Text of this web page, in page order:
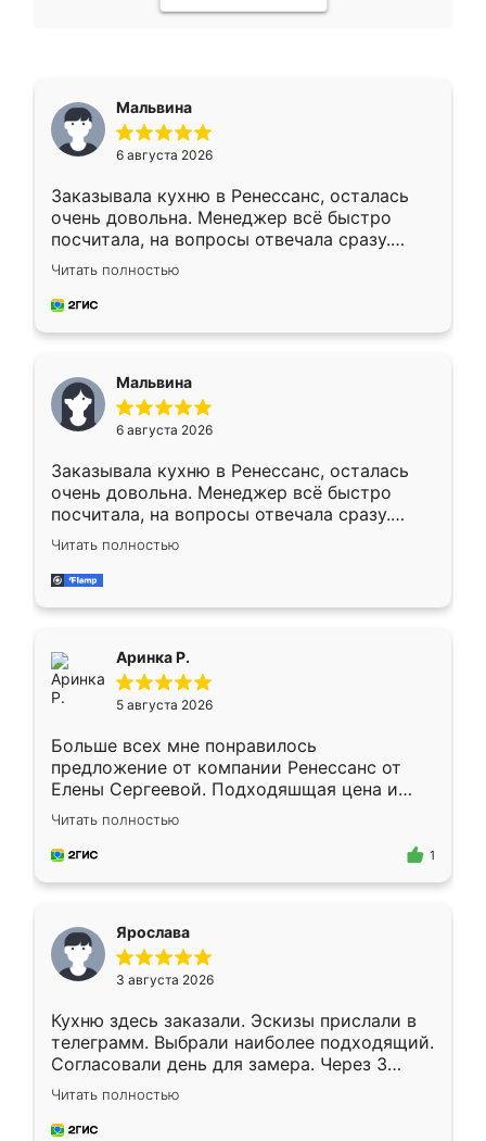
Мальвина
6 августа 2026
Заказывала кухню в Ренессанс, осталась
очень довольна. Менеджер всё быстро
посчитала, на вопросы отвечала сразу.
Замерщик приехал в субботу, подошёл к
делу со всей ответственностью. Собрали
за день, ребята работали аккуратно, даже
Читать полностью
Мальвина
6 августа 2026
Заказывала кухню в Ренессанс, осталась
очень довольна. Менеджер всё быстро
посчитала, на вопросы отвечала сразу.
Замерщик приехал в субботу, подошёл к
делу со всей ответственностью. Собрали
за день, ребята работали аккуратно, даже
Читать полностью
Аринка Р.
5 августа 2026
Больше всех мне понравилось
предложение от компании Ренессанс от
Елены Сергеевой. Подходяшщая цена и
короткие сроки изготовления. Приехавший
для замера сотрудник Владислав
предложил по моему эскизу самый
Читать полностью
1
Ярослава
3 августа 2026
Кухню здесь заказали. Эскизы прислали в
телеграмм. Выбрали наиболее подходящий.
Согласовали день для замера. Через 3
недели кухня была уже готова. Остались
довольны работой. Спасибо Ренессанс
мебель за качественную работу!
Читать полностью